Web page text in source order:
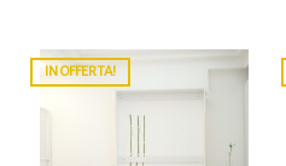
IN OFFERTA!